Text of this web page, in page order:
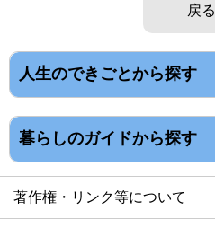
戻る
人生のできごとから探す
暮らしのガイドから探す
著作権・リンク等について